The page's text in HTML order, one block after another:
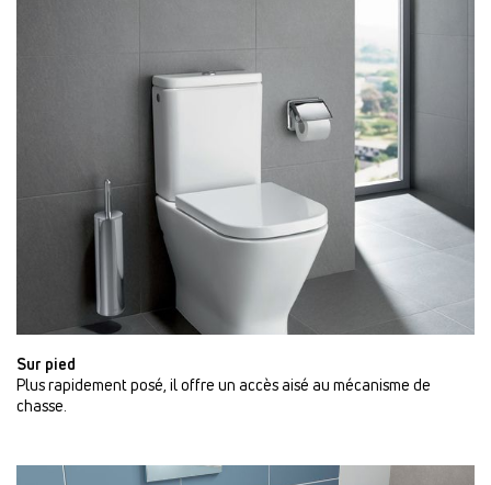
Sur pied
Plus rapidement posé, il offre un accès aisé au mécanisme de
chasse.